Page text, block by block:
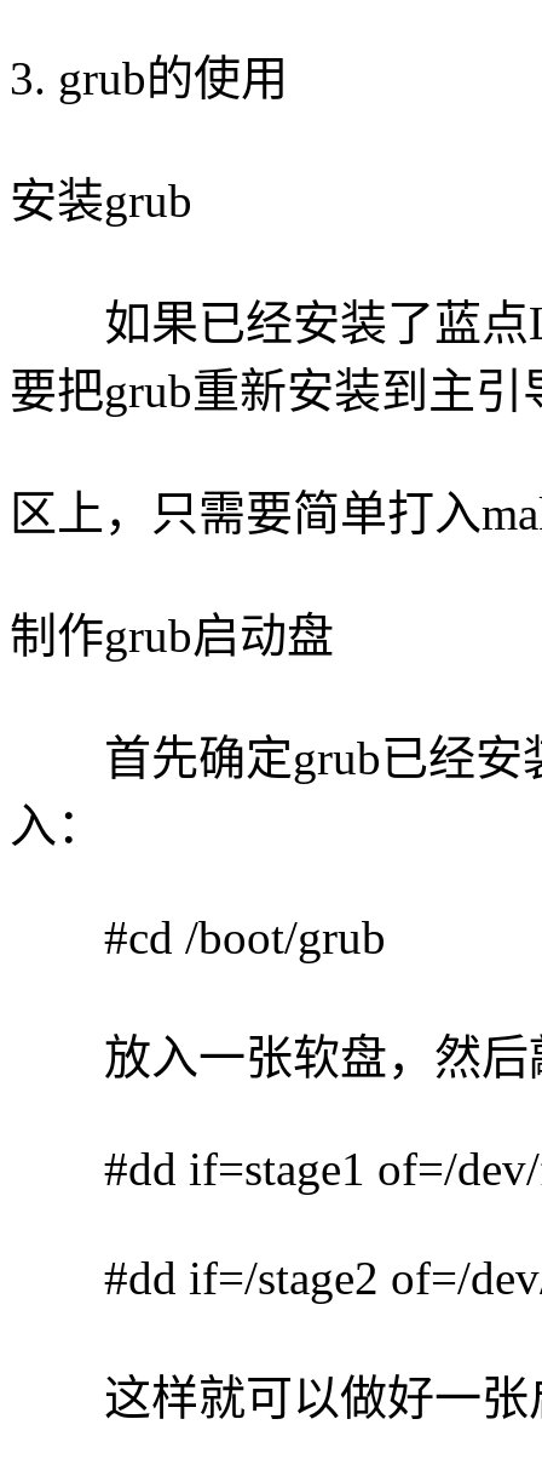
3. grub的使用
安装grub
如果已经安装了蓝点
要把grub重新安装到主引
区上，只需要简单打入
制作grub启动盘
首先确定grub已经安
入：
#cd /boot/grub
放入一张软盘，然后
#dd if=stage1 of=/dev/
#dd if=/stage2 of=/dev/
这样就可以做好一张